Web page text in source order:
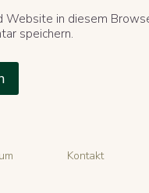
Website in diesem
speichern.
Kontakt